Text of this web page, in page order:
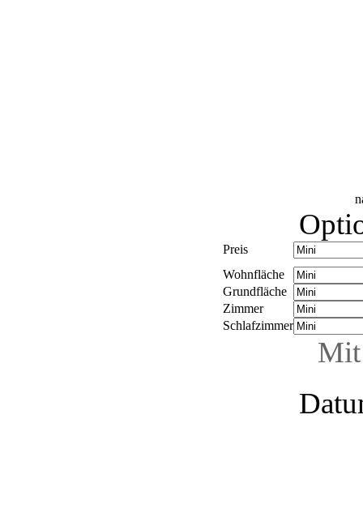
Preis
Wohnfläche
Grundfläche
Zimmer
Schlafzimmer
Mit